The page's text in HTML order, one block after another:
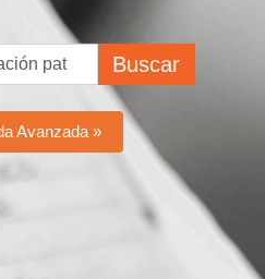
Buscar
Avanzada »